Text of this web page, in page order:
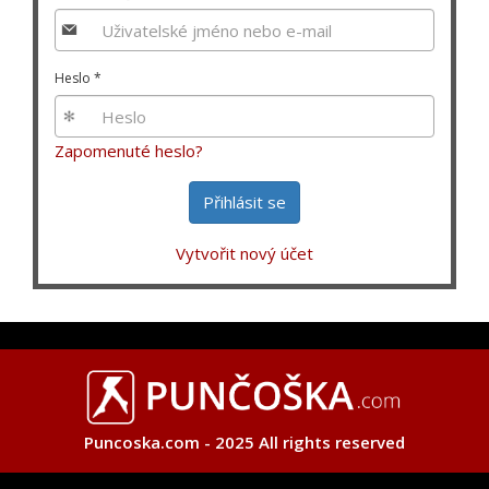
Heslo *
Zapomenuté heslo?
Přihlásit se
Vytvořit nový účet
Puncoska.com - 2025 All rights reserved